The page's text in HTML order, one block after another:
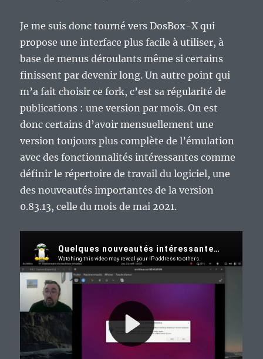
Je me suis donc tourné vers DosBox-X qui
propose une interface plus facile à utiliser, à
base de menus déroulants même si certains
finissent par devenir long. Un autre point qui
m’a fait choisir ce fork, c’est sa régularité de
publications : une version par mois. On est
donc certains d’avoir mensuellement une
version toujours plus complète de l’émulation
avec des fonctionnalités intéressantes comme
définir le répertoire de travail du logiciel, une
des nouveautés importantes de la version
0.83.13, celle du mois de mai 2021.